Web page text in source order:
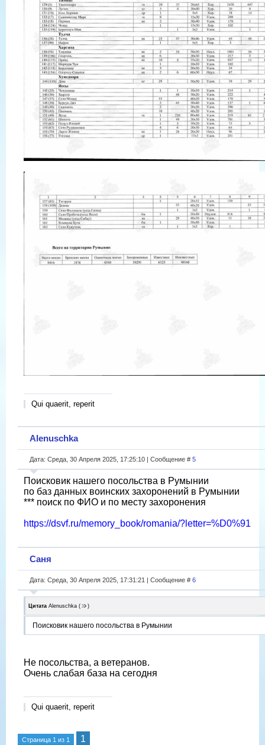
Qui quaerit, reperit
Alenuschka
Дата: Среда, 30 Апреля 2025, 17:25:10 | Сообщение # 5
Поисковик нашего посольства в Румынии
по баз данных воинских захоронений в Румынии
*** поиск по ФИО и по месту захоронения
https://dsvf.ru/memory_book/romania/?letter=%D0%91
Саня
Дата: Среда, 30 Апреля 2025, 17:31:21 | Сообщение # 6
Цитата Alenuschka ( )
Поисковик нашего посольства в Румынии
Не посольства, а ветеранов.
Очень слабая база на сегодня
Qui quaerit, reperit
Страница 1 из 1 1